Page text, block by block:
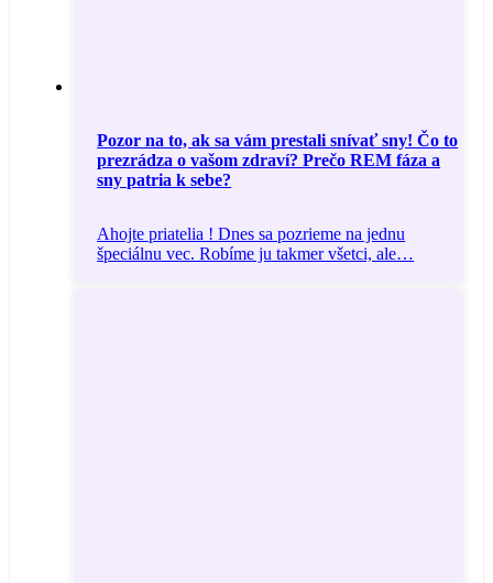
Pozor na to, ak sa vám prestali snívať sny! Čo to
prezrádza o vašom zdraví? Prečo REM fáza a
sny patria k sebe?
Ahojte priatelia ! Dnes sa pozrieme na jednu
špeciálnu vec. Robíme ju takmer všetci, ale…